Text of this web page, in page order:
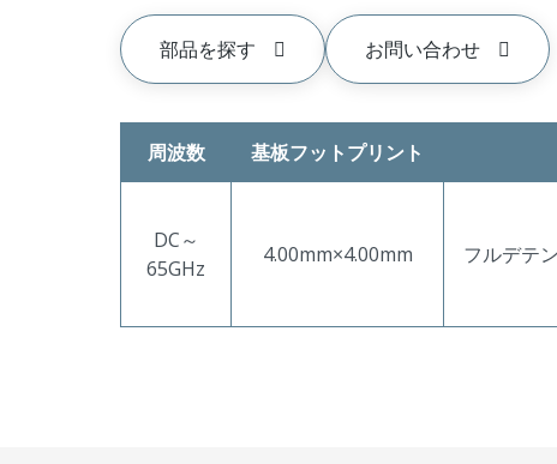
部品を探す お問い合わせ
周波数 基板フットプリント
DC～
65GHz
4.00mm×4.00mm フルデテ